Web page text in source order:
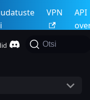
VPN
API
Otsi